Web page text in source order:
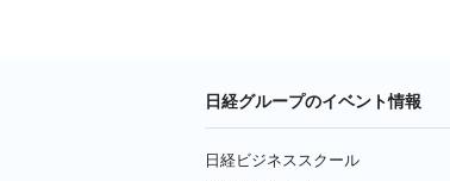
日経グループのイベント情報
日経ビジネススクール